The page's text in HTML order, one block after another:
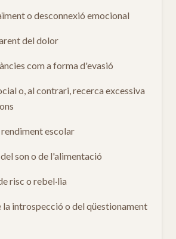
o desconnexió emocional
del dolor
com a forma d'evasió
o, al contrari, recerca excessiva
rendiment escolar
son o de l'alimentació
risc o rebel·lia
la introspecció o del qüestionament